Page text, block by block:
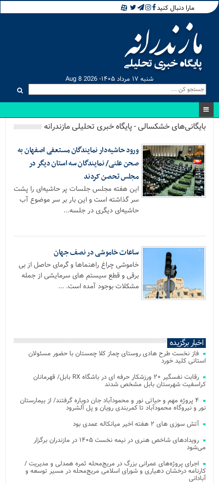
مارا دنبال کنید
شنبه ۱۷ مرداد ۱۴۰۵- Aug 8 2026
بایگانی‌های خشکسالی - پایگاه خبری تحلیلی مازندرانه
ورود حاشیه‌دار نمایندگان مستعفی اصفهان به
صحن علنی/ نمایندگان سه استان دیگر در
مجلس تحصن کردند
این هفته مجلس جلسات پر حاشیه‌ای را پشت
سر گذاشته است و این بار بر سر موضوع آب
حاشیه‌ای دیگری در جلسه...
ساعات خاموشی در نصف جهان
خاموشی چراغ راهنماها و گرمای حاصل از بی
برقی و قطع سیستم های سرمایشی از جمله
مشکلات بوجود آمده است. ...
اخبار برگزیده
فاز نخست طرح هادی روستای چماز کلا چمستان با حضور مسئولان
استانی کلید خورد
رقابت نفسگیر ۲۰ ورزشکار حرفه ای در باشگاه RX بابل/ قهرمانان
کراسفیت شهرستان بابل مشخص شدند
۴ پروژه مهم و حیاتی نور و محمودآباد جان دوباره گرفتند/ از بیمارستان
نور و نیروگاه محمودآباد تا کمربندی رویان و پل آلشرود
آتش‌ سوزی‌ های ۲ هفته اخیر میانکاله عمدی بود
رویدادهای شاخص هنری در نیمه نخست ۱۴۰۵ در مازندران برگزار
می‌شود
اجرای پروژه‌های عمرانی بزرگ در مریج‌محله ثمره همدلی و مدیریت /
کارنامه درخشان دهیاری و شورای اسلامی مریج‌محله در مسیر توسعه و
آبادانی